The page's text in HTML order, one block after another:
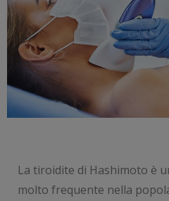
La tiroidite di Hashimoto è
molto frequente nella